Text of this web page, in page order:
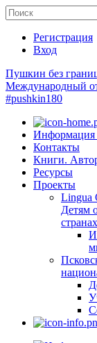
Регистрация
Вход
Пушкин без
Международный
#pushkin180
Информация
Контакты
Книги.
Ресурсы
Проекты
Lingua
Детям
странах